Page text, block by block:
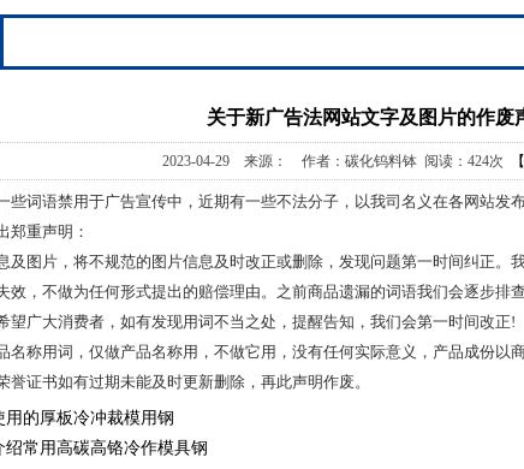
关于新广告法网站文字及图片的作废
2023-04-29 来源： 作者：碳化钨料钵 阅读： 424次
些词语禁用于广告宣传中，近期有一些不法分子，以我司名义在各网站发
郑重声明：
及图片，将不规范的图片信息及时改正或删除，发现问题第一时间纠正。
效，不做为任何形式提出的赔偿理由。之前商品遗漏的词语我们会逐步排
望广大消费者，如有发现用词不当之处，提醒告知，我们会第一时间改正!
名称用词，仅做产品名称用，不做它用，没有任何实际意义，产品成份以
誉证书如有过期未能及时更新删除，再此声明作废。
用的厚板冷冲裁模用钢
绍常用高碳高铬冷作模具钢